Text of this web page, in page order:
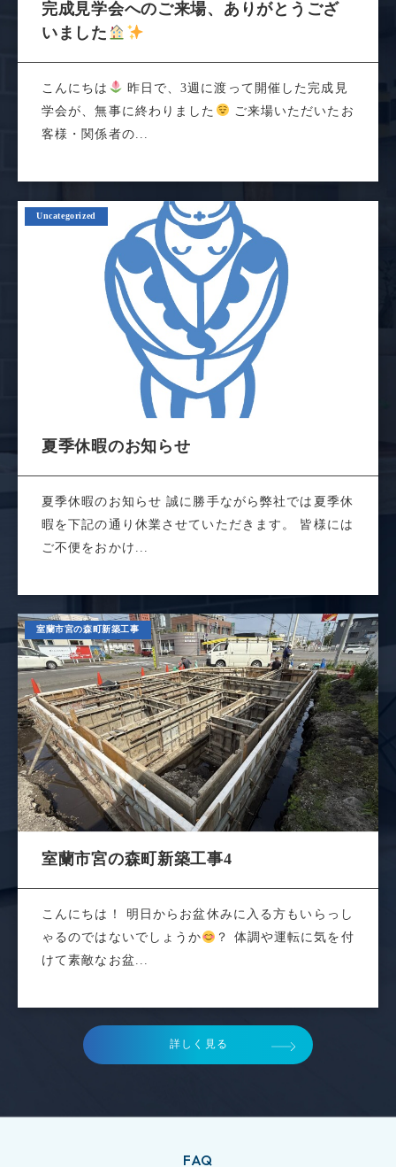
完成見学会へのご来場、ありがとうござ
いました
こんにちは
昨日で、3週に渡って開催した完成見
学会が、無事に終わりました
ご来場いただいたお
客様・関係者の...
Uncategorized
夏季休暇のお知らせ
夏季休暇のお知らせ 誠に勝手ながら弊社では夏季休
暇を下記の通り休業させていただきます。 皆様には
ご不便をおかけ...
室蘭市宮の森町新築工事
室蘭市宮の森町新築工事4
こんにちは！ 明日からお盆休みに入る方もいらっし
ゃるのではないでしょうか
？ 体調や運転に気を付
けて素敵なお盆...
詳しく見る
FAQ